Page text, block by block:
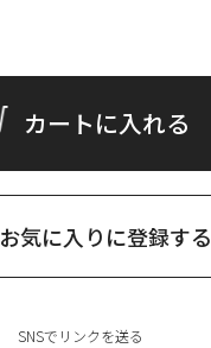
カートに入れる
お気に入りに登録する
SNSでリンクを送る